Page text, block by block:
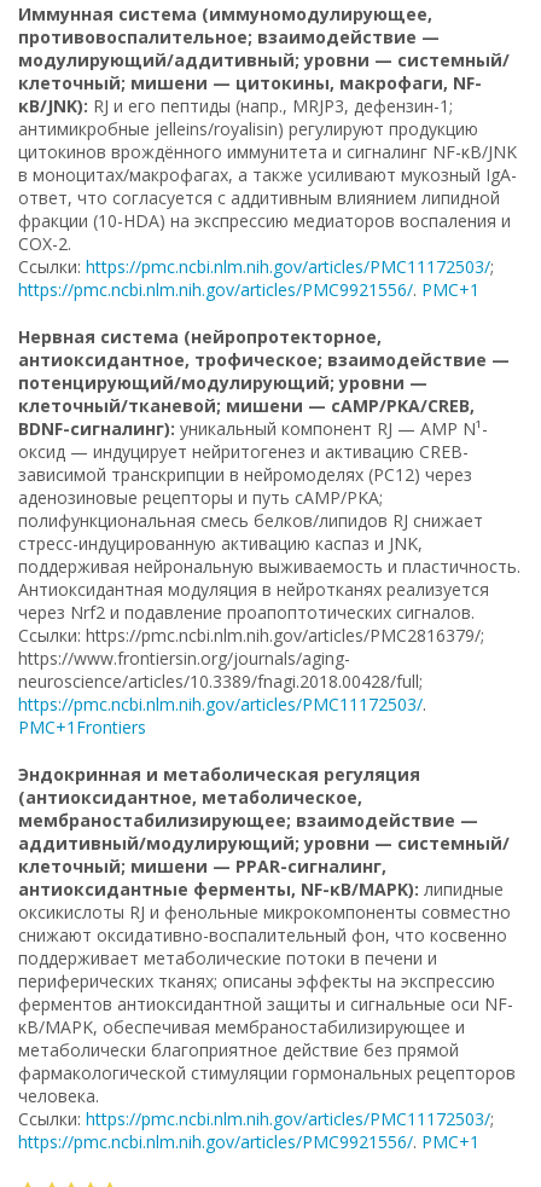
Иммунная система (иммуномодулирующее,
противовоспалительное; взаимодействие —
модулирующий/аддитивный; уровни — системный/
клеточный; мишени — цитокины, макрофаги, NF-
κB/JNK): RJ и его пептиды (напр., MRJP3, дефензин-1;
антимикробные jelleins/royalisin) регулируют продукцию
цитокинов врождённого иммунитета и сигналинг NF-κB/JNK
в моноцитах/макрофагах, а также усиливают мукозный IgA-
ответ, что согласуется с аддитивным влиянием липидной
фракции (10-HDA) на экспрессию медиаторов воспаления и
COX-2.
Ссылки: https://pmc.ncbi.nlm.nih.gov/articles/PMC11172503/;
https://pmc.ncbi.nlm.nih.gov/articles/PMC9921556/. PMC+1
Нервная система (нейропротекторное,
антиоксидантное, трофическое; взаимодействие —
потенцирующий/модулирующий; уровни —
клеточный/тканевой; мишени — cAMP/PKA/CREB,
BDNF-сигналинг): уникальный компонент RJ — AMP N¹-
оксид — индуцирует нейритогенез и активацию CREB-
зависимой транскрипции в нейромоделях (PC12) через
аденозиновые рецепторы и путь cAMP/PKA;
полифункциональная смесь белков/липидов RJ снижает
стресс-индуцированную активацию каспаз и JNK,
поддерживая нейрональную выживаемость и пластичность.
Антиоксидантная модуляция в нейротканях реализуется
через Nrf2 и подавление проапоптотических сигналов.
Ссылки: https://pmc.ncbi.nlm.nih.gov/articles/PMC2816379/;
https://www.frontiersin.org/journals/aging-
neuroscience/articles/10.3389/fnagi.2018.00428/full;
https://pmc.ncbi.nlm.nih.gov/articles/PMC11172503/.
PMC+1 Frontiers
Эндокринная и метаболическая регуляция
(антиоксидантное, метаболическое,
мембраностабилизирующее; взаимодействие —
аддитивный/модулирующий; уровни — системный/
клеточный; мишени — PPAR-сигналинг,
антиоксидантные ферменты, NF-κB/MAPK): липидные
оксикислоты RJ и фенольные микрокомпоненты совместно
снижают оксидативно-воспалительный фон, что косвенно
поддерживает метаболические потоки в печени и
периферических тканях; описаны эффекты на экспрессию
ферментов антиоксидантной защиты и сигнальные оси NF-
κB/MAPK, обеспечивая мембраностабилизирующее и
метаболически благоприятное действие без прямой
фармакологической стимуляции гормональных рецепторов
человека.
Ссылки: https://pmc.ncbi.nlm.nih.gov/articles/PMC11172503/;
https://pmc.ncbi.nlm.nih.gov/articles/PMC9921556/. PMC+1